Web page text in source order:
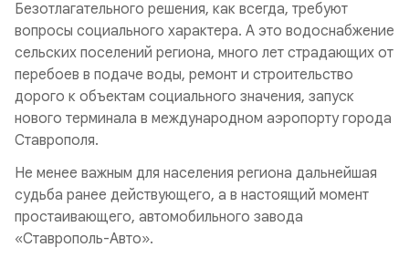
Безотлагательного решения, как всегда, требуют
вопросы социального характера. А это водоснабжение
сельских поселений региона, много лет страдающих от
перебоев в подаче воды, ремонт и строительство
дорого к объектам социального значения, запуск
нового терминала в международном аэропорту города
Ставрополя.
Не менее важным для населения региона дальнейшая
судьба ранее действующего, а в настоящий момент
простаивающего, автомобильного завода
«Ставрополь-Авто».